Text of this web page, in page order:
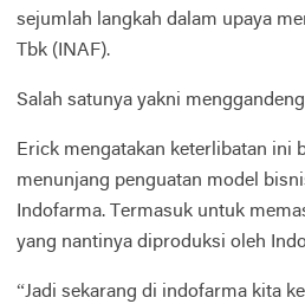
sejumlah langkah dalam upaya
Tbk (INAF).
Salah satunya yakni
Erick mengatakan keterlibatan ini
menunjang penguatan model
Indofarma. Termasuk untuk
yang nantinya diproduksi oleh
“Jadi sekarang di indofarma kita